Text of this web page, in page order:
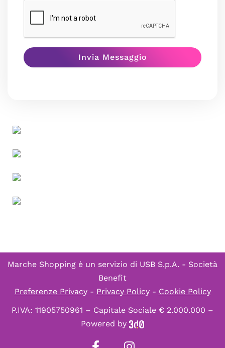
Marche Shopping è un servizio di USB S.p.A. - Società
Benefit
Preferenze Privacy- Privacy Policy- Cookie Policy
P.IVA: 11905750961 – Capitale Sociale € 2.000.000 –
Powered by